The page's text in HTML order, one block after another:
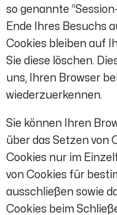
so genannte
Ende Ihres Besuchs
Cookies bleiben auf
Sie diese löschen.
uns, Ihren Browser
wiederzuerkennen.
Sie können Ihren
über das Setzen von
Cookies nur im
von Cookies für
ausschließen sowie
Cookies beim